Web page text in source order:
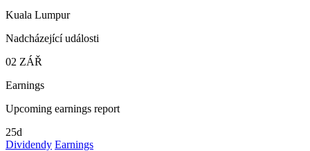
Kuala Lumpur
Nadcházející události
02 ZÁŘ
Earnings
Upcoming earnings report
25d
Dividendy Earnings